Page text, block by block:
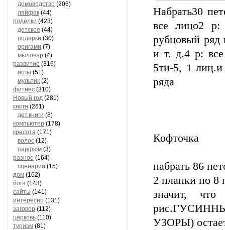
домоводство (206)
лайфак (44)
поделки (423)
детское (44)
подарки (30)
оригами (7)
мыловар (4)
развитие (316)
игры (51)
мультик (2)
фитнес (310)
Новый год (281)
книги (261)
дет.книги (8)
компьютер (178)
красота (171)
волос (12)
парфюм (3)
разное (164)
сценарии (15)
дом (162)
йога (143)
сайты (141)
интересно (131)
заговор (112)
церковь (110)
туризм (81)
Набрать30
все лицо2 р:
рубцовый ряд
и т. д.4 р:
5ти-5, 1 лиц.и
ряда
Кофточка
набрать 86
2 планки по 8
значит,
УЗОРЫ)